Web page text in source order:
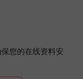
您的在线资料安